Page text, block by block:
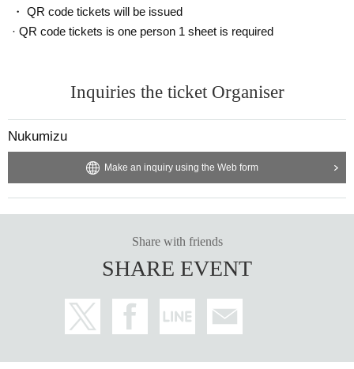
・ QR code tickets will be issued
· QR code tickets is one person 1 sheet is required
Inquiries the ticket Organiser
Nukumizu
Make an inquiry using the Web form
Share with friends
SHARE EVENT